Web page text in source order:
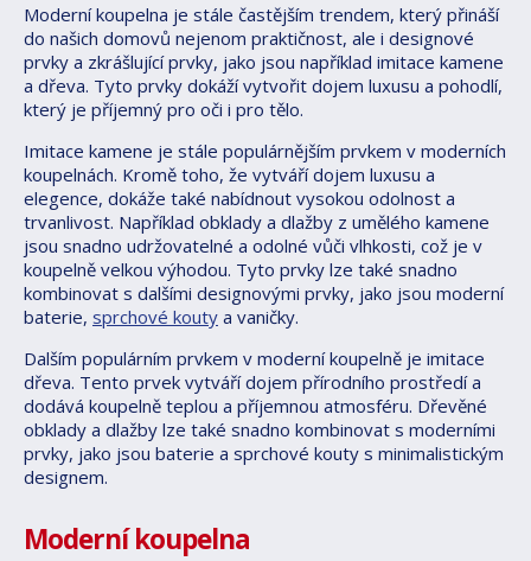
Moderní koupelna je stále častějším trendem, který přináší
do našich domovů nejenom praktičnost, ale i designové
prvky a zkrášlující prvky, jako jsou například imitace kamene
a dřeva. Tyto prvky dokáží vytvořit dojem luxusu a pohodlí,
který je příjemný pro oči i pro tělo.
Imitace kamene je stále populárnějším prvkem v moderních
koupelnách. Kromě toho, že vytváří dojem luxusu a
elegence, dokáže také nabídnout vysokou odolnost a
trvanlivost. Například obklady a dlažby z umělého kamene
jsou snadno udržovatelné a odolné vůči vlhkosti, což je v
koupelně velkou výhodou. Tyto prvky lze také snadno
kombinovat s dalšími designovými prvky, jako jsou moderní
baterie, sprchové kouty a vaničky.
Dalším populárním prvkem v moderní koupelně je imitace
dřeva. Tento prvek vytváří dojem přírodního prostředí a
dodává koupelně teplou a příjemnou atmosféru. Dřevěné
obklady a dlažby lze také snadno kombinovat s moderními
prvky, jako jsou baterie a sprchové kouty s minimalistickým
designem.
Moderní koupelna